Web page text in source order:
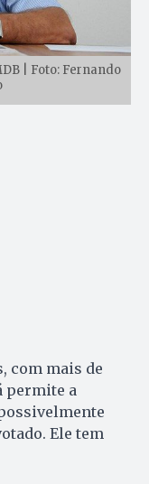
| Foto: Fernando
com mais de
permite a
Ele tem